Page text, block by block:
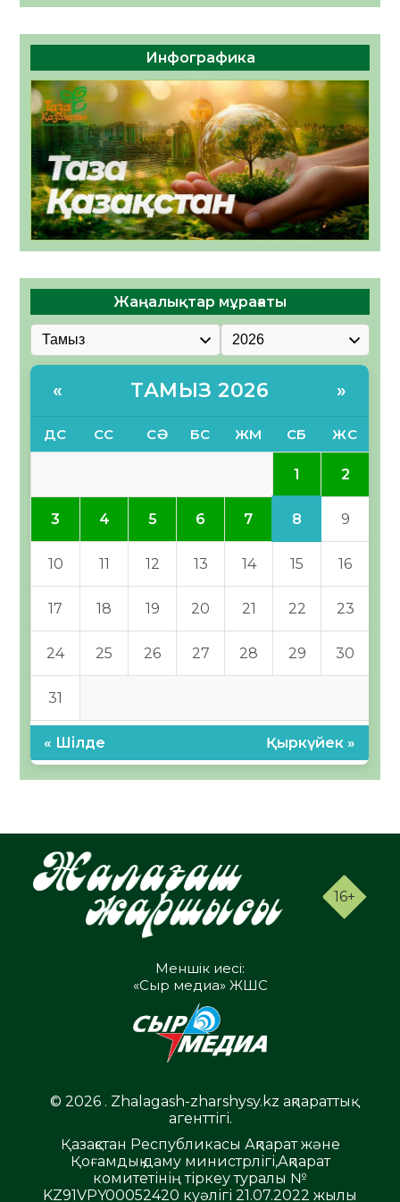
Инфографика
Жаңалықтар мұрағаты
« ТАМЫЗ 2026 »
ДС СС СӘ БС ЖМ СБ ЖС
1 2
3 4 5 6 7 8 9
10 11 12 13 14 15 16
17 18 19 20 21 22 23
24 25 26 27 28 29 30
31
« Шілде Қыркүйек »
16+
Меншік иесі:
«Сыр медиа» ЖШС
© 2026 . Zhalagash-zharshysy.kz ақпараттық
агенттігі.
Қазақстан Республикасы Ақпарат және
Қоғамдық даму министрлігі,Ақпарат
комитетінің тіркеу туралы №
KZ91VPY00052420 куәлігі 21.07.2022 жылы